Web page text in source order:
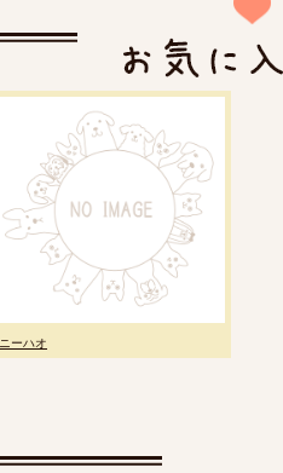
ニーハオ